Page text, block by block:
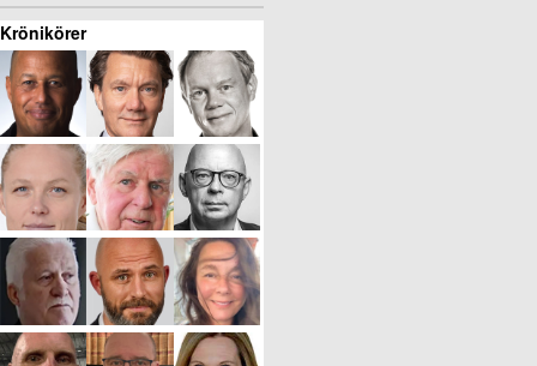
Krönikörer